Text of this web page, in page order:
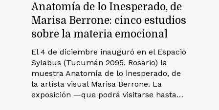
Anatomía de lo Inesperado, de
Marisa Berrone: cinco estudios
sobre la materia emocional
El 4 de diciembre inauguró en el Espacio
Sylabus (Tucumán 2095, Rosario) la
muestra Anatomía de lo inesperado, de
la artista visual Marisa Berrone. La
exposición —que podrá visitarse hasta…